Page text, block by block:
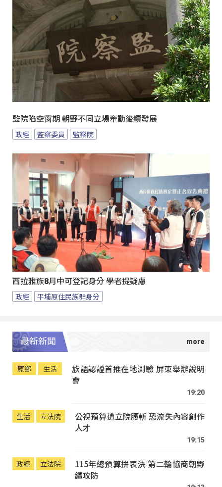
監院陷空窗期 朝野不同立場牽動後續發展
政經 監察委員 監察院
西拉雅族8月中可登記身分 學者提疑慮
政經 平埔原住民族群身分
最新新聞
原鄉 生活
族語認證首推在地測驗 屏東舉辦說明
會
19:20
生活 立法院
公視預算遭立院腰斬 恐流失內容創作
人才
19:15
政經 立法院
115年總預算拚表決 第二輪協商朝野
續攻防